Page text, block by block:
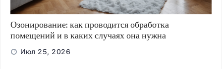
Озонирование: как проводится обработка
помещений и в каких случаях она нужна
Июл 25, 2026